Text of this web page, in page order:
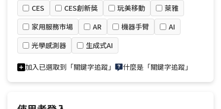
CES CES創新獎 玩美移動
萊雅
家用服務市場
AR 機器手臂
AI
光學感測器
生成式AI
加入已選取到「關鍵字追蹤」 什麼是「關鍵字追蹤」